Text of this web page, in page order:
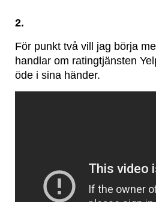
2.
För punkt två vill jag börja
handlar om ratingtjänsten
öde i sina händer.